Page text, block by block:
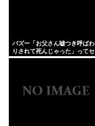
パズー「お父さん嘘つき呼ばわ
りされて死んじゃった」ってセ
リフあるけど、どんな自殺方法